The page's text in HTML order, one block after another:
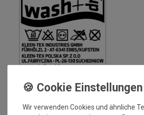
Wir verwenden Cookies und ähnliche